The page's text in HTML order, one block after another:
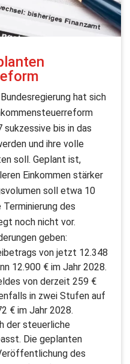
hat sich
sukzessive bis in das
und ihre volle
soll. Geplant ist,
Einkommen stärker
soll etwa 10
Terminierung des
noch nicht vor.
geben:
von jetzt 12.348
12.900 € im Jahr 2028.
von derzeit 259 €
in zwei Stufen auf
€ im Jahr 2028.
der steuerliche
Die geplanten
des